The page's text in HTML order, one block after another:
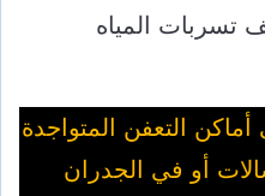
كشف تسربات المياه
التعفن المتواجدة
أو في الجدران